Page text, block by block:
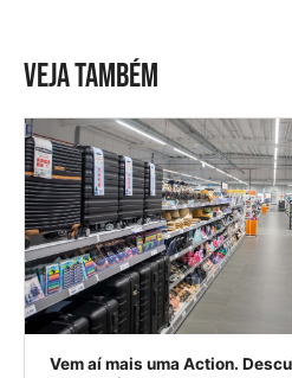
VEJA TAMBÉM
Vem aí mais uma Action.